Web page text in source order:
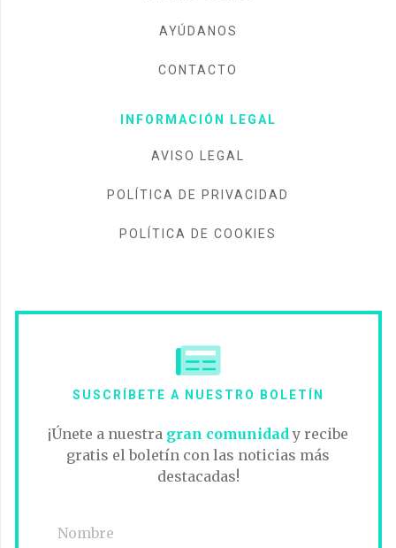
AYÚDANOS
CONTACTO
INFORMACIÓN LEGAL
AVISO LEGAL
POLÍTICA DE PRIVACIDAD
POLÍTICA DE COOKIES
SUSCRÍBETE A NUESTRO BOLETÍN
¡Únete a nuestra gran comunidad y recibe
gratis el boletín con las noticias más
destacadas!